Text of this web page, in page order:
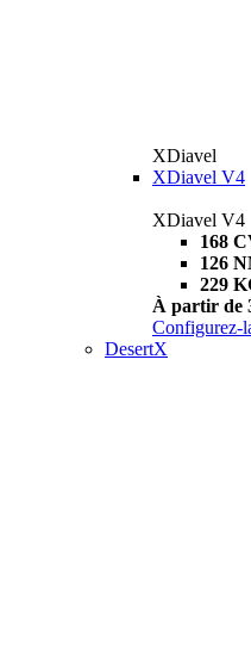
XDiavel
XDiavel V4
XDiavel V4
168
126
229
À partir de
Configurez-
DesertX